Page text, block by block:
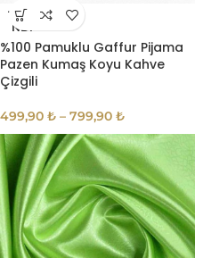
TÜKE
NDI
%100 Pamuklu Gaffur Pijama
Pazen Kumaş Koyu Kahve
Çizgili
499,90 ₺ – 799,90 ₺